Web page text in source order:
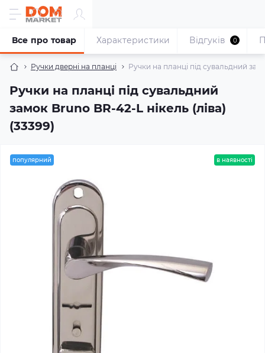
Ручки дверні на планці Pучки на планці під сувальдний
Pучки на планці під сувальдний
замок Bruno BR-42-L нікель (ліва)
(33399)
Все про товар Характеристики Відгуків 0
популярний в наявності